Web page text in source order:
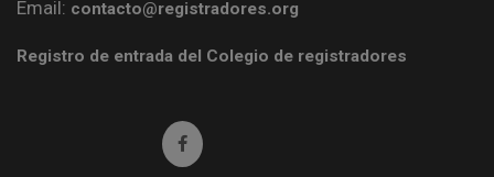
Email: contacto@registradores.org
Registro de entrada del Colegio de registradores
Ir a facebook (abre en ventana nueva)